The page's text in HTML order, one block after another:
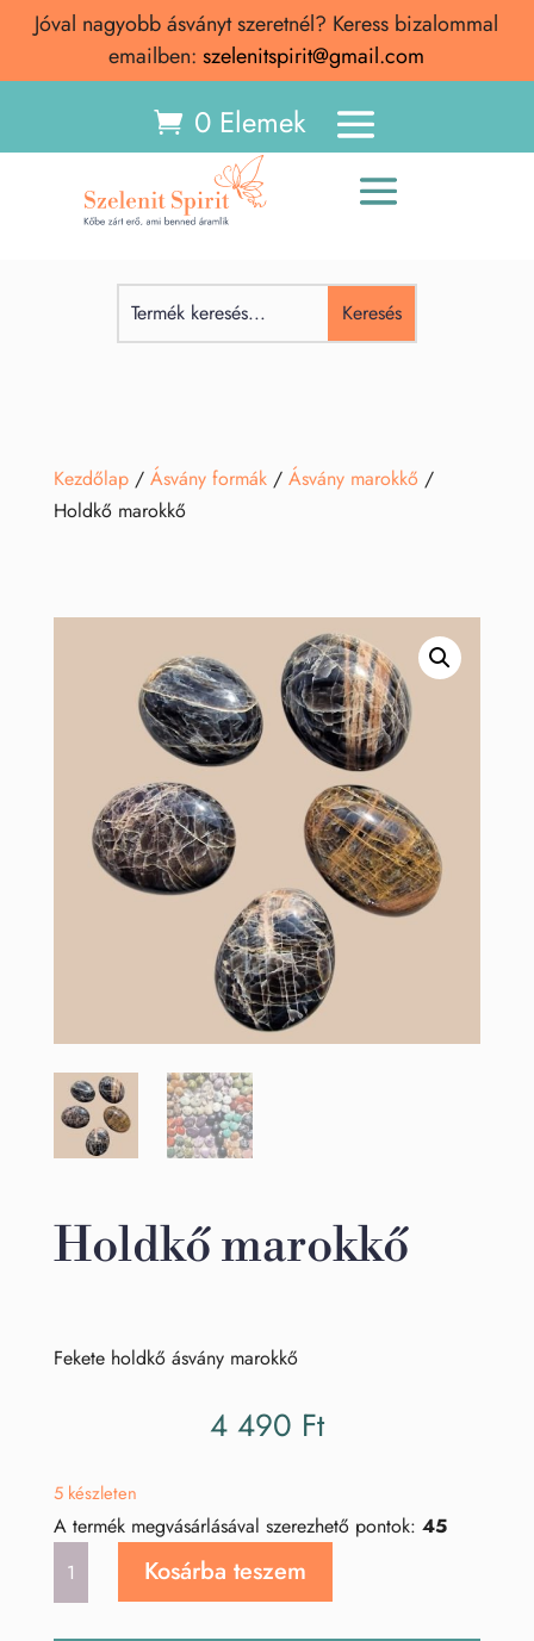
Jóval nagyobb ásványt szeretnél? Keress bizalommal
emailben: szelenitspirit@gmail.com
0 Elemek
Kezdőlap/ Ásvány formák/ Ásvány marokkő/
Holdkő marokkő
Holdkő marokkő
Fekete holdkő ásvány marokkő
4 490 Ft
5 készleten
A termék megvásárlásával szerezhető pontok: 45
Kosárba teszem